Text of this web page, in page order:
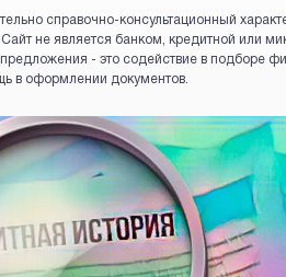
справочно-консультационный
Сайт не является банком, кредитной или
- это содействие в подборе
в оформлении документов.